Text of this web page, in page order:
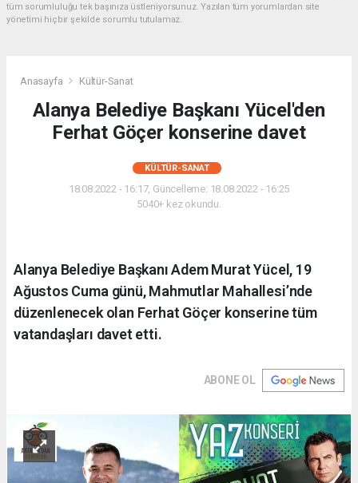
tüm sorumluluğu tek başınıza üstleniyorsunuz. Yazılan tüm yorumlardan site
yönetimi hiçbir şekilde sorumlu tutulamaz.
Anasayfa Kültür-Sanat
Alanya Belediye Başkanı Yücel'den
Ferhat Göçer konserine davet
KÜLTÜR-SANAT
18.08.2022 - 16:17, Güncelleme: 18.08.2022 - 16:25
5040+ kez okundu.
Alanya Belediye Başkanı Adem Murat Yücel, 19
Ağustos Cuma günü, Mahmutlar Mahallesi’nde
düzenlenecek olan Ferhat Göçer konserine tüm
vatandaşları davet etti.
ABONE OL